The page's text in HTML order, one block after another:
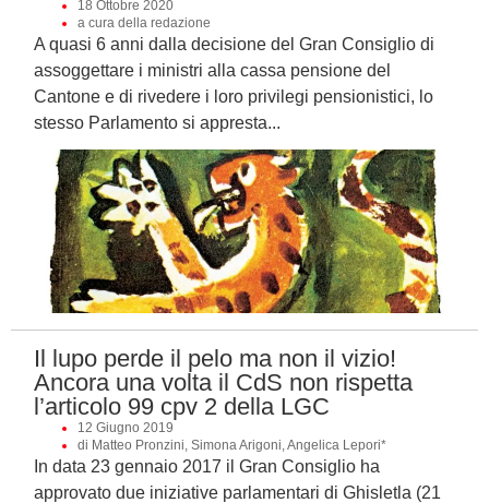
18 Ottobre 2020
a cura della redazione
A quasi 6 anni dalla decisione del Gran Consiglio di
assoggettare i ministri alla cassa pensione del
Cantone e di rivedere i loro privilegi pensionistici, lo
stesso Parlamento si appresta...
Il lupo perde il pelo ma non il vizio!
Ancora una volta il CdS non rispetta
l’articolo 99 cpv 2 della LGC
12 Giugno 2019
di Matteo Pronzini, Simona Arigoni, Angelica Lepori*
In data 23 gennaio 2017 il Gran Consiglio ha
approvato due iniziative parlamentari di Ghisletla (21